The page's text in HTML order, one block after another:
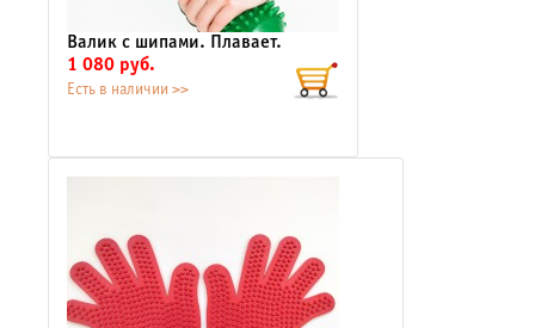
Валик с шипами. Плавает.
1 080 руб.
Есть в наличии >>